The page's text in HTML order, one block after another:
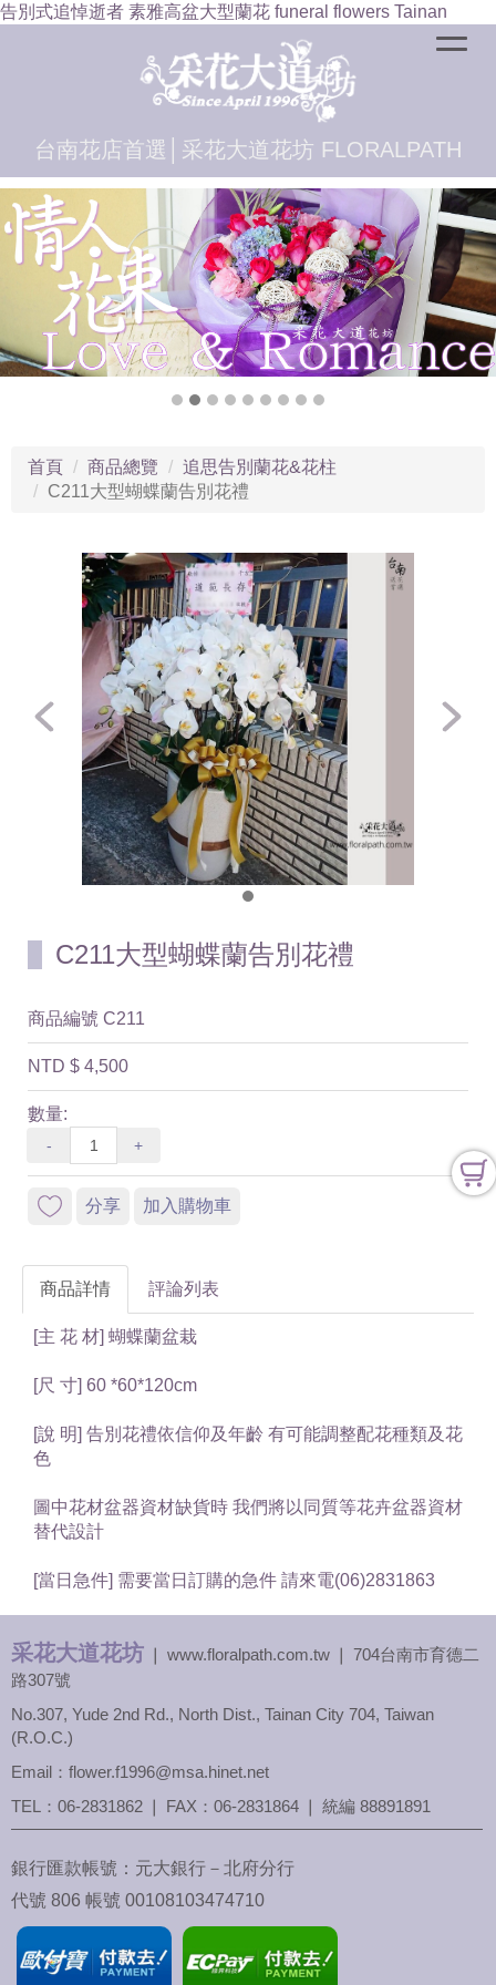
告別式追悼逝者 素雅高盆大型蘭花 funeral flowers Tainan
台南花店首選│采花大道花坊 FLORALPATH
首頁 商品總覽
追思告別蘭花&花柱
C211大型蝴蝶蘭告別花禮
C211大型蝴蝶蘭告別花禮
商品編號 C211
NTD $ 4,500
數量:
- +
分享 加入購物車
商品詳情 評論列表
[主 花 材] 蝴蝶蘭盆栽
[尺 寸] 60 *60*120cm
[說 明] 告別花禮依信仰及年齡 有可能調整配花種類及花
色
圖中花材盆器資材缺貨時 我們將以同質等花卉盆器資材
替代設計
[當日急件] 需要當日訂購的急件 請來電(06)2831863
采花大道花坊 ❘ www.floralpath.com.tw ❘ 704台南市育德二
路307號
No.307, Yude 2nd Rd., North Dist., Tainan City 704, Taiwan
(R.O.C.)
Email：flower.f1996@msa.hinet.net
TEL： 06-2831862 ❘ FAX：06-2831864 ❘ 統編 88891891
銀行匯款帳號：元大銀行－北府分行
代號 806 帳號 00108103474710